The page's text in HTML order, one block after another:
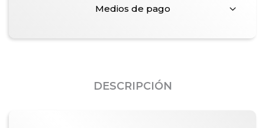
Medios de pago
DESCRIPCIÓN